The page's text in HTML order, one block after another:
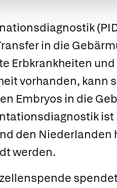
in die
Erbkrankheiten
vorhanden, kann
Embryos in die
den
werden.